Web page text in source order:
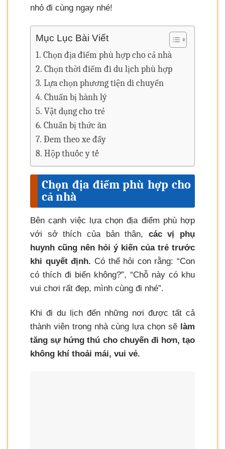
nhỏ đi cùng ngay nhé!
Mục Lục Bài Viết
Chọn địa điểm phù hợp cho cả nhà
Chọn thời điểm đi du lịch phù hợp
Lựa chọn phương tiện di chuyển
Chuẩn bị hành lý
Vật dụng cho trẻ
Chuẩn bị thức ăn
Đem theo xe đẩy
Hộp thuốc y tế
Chọn địa điểm phù hợp cho
cả nhà
Bên cạnh việc lựa chọn địa điểm phù hợp
với sở thích của bản thân, các vị phụ
huynh cũng nên hỏi ý kiến của trẻ trước
khi quyết định. Có thể hỏi con rằng: “Con
có thích đi biển không?”, “Chỗ này có khu
vui chơi rất đẹp, mình cùng đi nhé”.
Khi đi du lịch đến những nơi được tất cả
thành viên trong nhà cùng lựa chọn sẽ làm
tăng sự hứng thú cho chuyến đi hơn, tạo
không khí thoải mái, vui vẻ.